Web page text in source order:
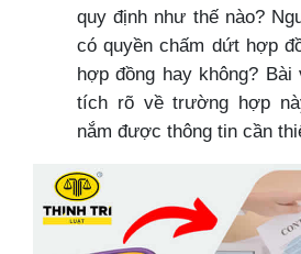
quy định như thế nào?
có quyền chấm dứt hợp
hợp đồng hay không?
tích rõ về trường hợp
nắm được thông tin cần